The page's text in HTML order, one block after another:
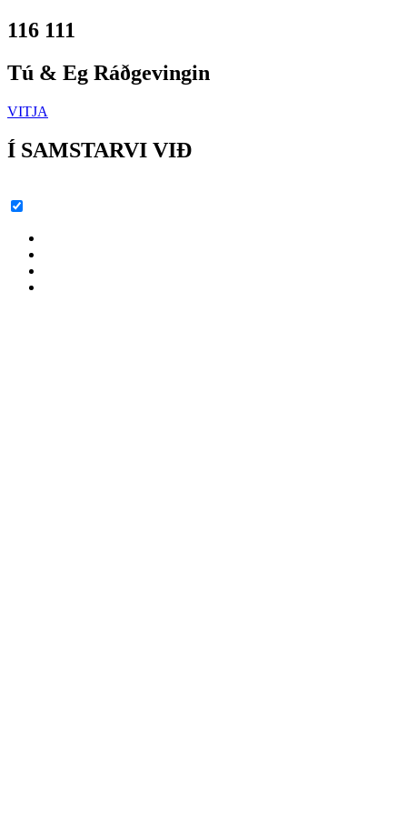
116 111
Tú & Eg Ráðgevingin
VITJA
Í SAMSTARVI VIÐ